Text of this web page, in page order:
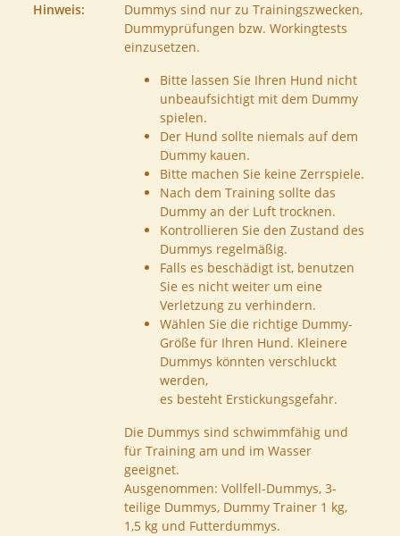
Hinweis:
Dummys sind nur zu Trainingszwecken,
Dummyprüfungen bzw. Workingtests
einzusetzen.
Bitte lassen Sie Ihren Hund nicht
unbeaufsichtigt mit dem Dummy
spielen.
Der Hund sollte niemals auf dem
Dummy kauen.
Bitte machen Sie keine Zerrspiele.
Nach dem Training sollte das
Dummy an der Luft trocknen.
Kontrollieren Sie den Zustand des
Dummys regelmäßig.
Falls es beschädigt ist, benutzen
Sie es nicht weiter um eine
Verletzung zu verhindern.
Wählen Sie die richtige Dummy-
Größe für Ihren Hund. Kleinere
Dummys könnten verschluckt
werden,
es besteht Erstickungsgefahr.
Die Dummys sind schwimmfähig und
für Training am und im Wasser
geeignet.
Ausgenommen: Vollfell-Dummys, 3-
teilige Dummys, Dummy Trainer 1 kg,
1,5 kg und Futterdummys.